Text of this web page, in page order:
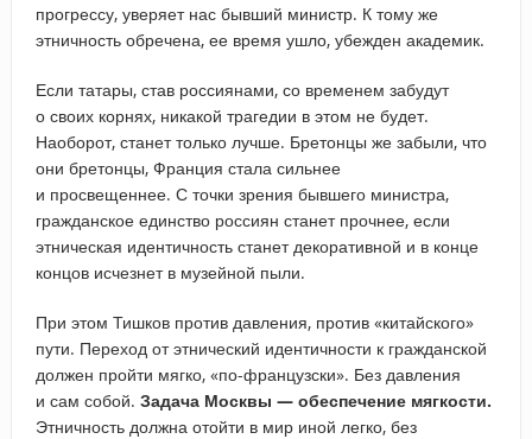
прогрессу, уверяет нас бывший министр. К тому же
этничность обречена, ее время ушло, убежден академик.
Если татары, став россиянами, со временем забудут
о своих корнях, никакой трагедии в этом не будет.
Наоборот, станет только лучше. Бретонцы же забыли, что
они бретонцы, Франция стала сильнее
и просвещеннее. С точки зрения бывшего министра,
гражданское единство россиян станет прочнее, если
этническая идентичность станет декоративной и в конце
концов исчезнет в музейной пыли.
При этом Тишков против давления, против «китайского»
пути. Переход от этнический идентичности к гражданской
должен пройти мягко, «по-французски». Без давления
и сам собой. Задача Москвы — обеспечение мягкости.
Этничность должна отойти в мир иной легко, без